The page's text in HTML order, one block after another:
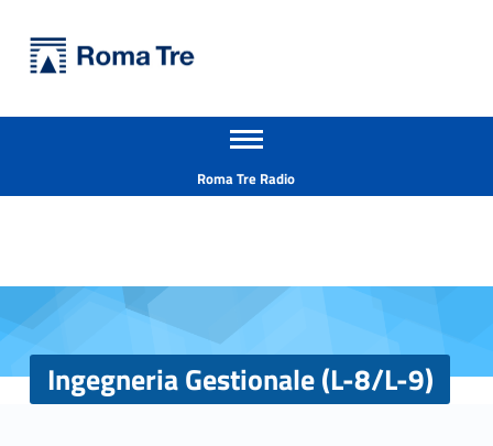
Ingegneria Gestionale (L-8/L-9) - Università Roma Tre
Apri il menu secondario
Roma Tre Radio
Ingegneria Gestionale (L-8/L-9)